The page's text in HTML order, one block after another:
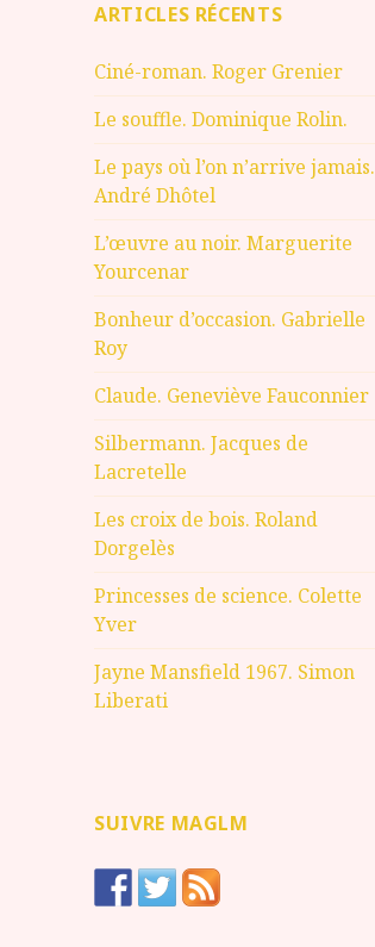
ARTICLES RÉCENTS
Ciné-roman. Roger Grenier
Le souffle. Dominique Rolin.
Le pays où l’on n’arrive jamais.
André Dhôtel
L’œuvre au noir. Marguerite
Yourcenar
Bonheur d’occasion. Gabrielle
Roy
Claude. Geneviève Fauconnier
Silbermann. Jacques de
Lacretelle
Les croix de bois. Roland
Dorgelès
Princesses de science. Colette
Yver
Jayne Mansfield 1967. Simon
Liberati
SUIVRE MAGLM